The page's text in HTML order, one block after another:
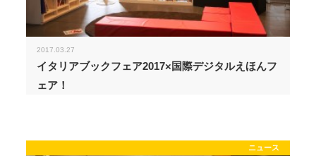
2017.03.27
イタリアブックフェア2017×国際デジタルえほんフ
ェア！
ニュース